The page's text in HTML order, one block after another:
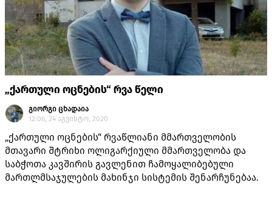
„ქართული ოცნების“ რვა წელი
გიორგი ცხადაია
12:06, 24 აგვისტო, 2020
„ქართული ოცნების“ რვაწლიანი მმართველობის
მთავარი შტრიხი ოლიგარქიული მმართველობა და
საბჭოთა კავშირის გავლენით ჩამოყალიბებული
მართლმსაჯულების მახინჯი სისტემის შენარჩუნებაა.